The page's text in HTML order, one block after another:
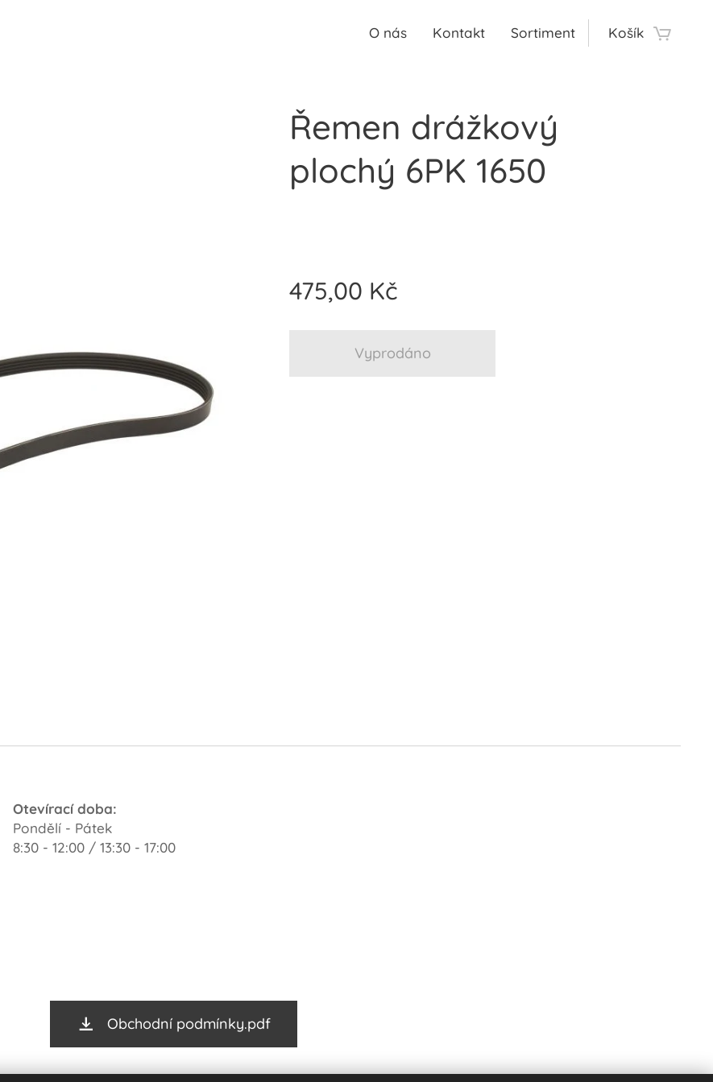
O nás Kontakt Sortiment Košík
Řemen drážkový
plochý 6PK 1650
475,00 Kč
Vyprodáno
Otevírací doba:
Pondělí - Pátek
8:30 - 12:00 / 13:30 - 17:00
Obchodní podmínky.pdf